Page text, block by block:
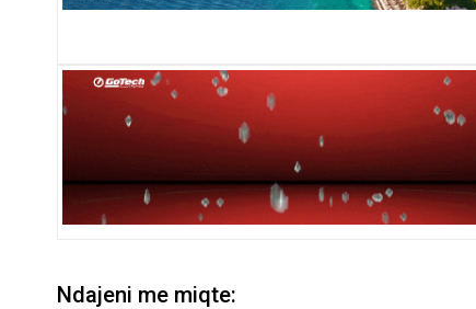
Ndajeni me miqte: